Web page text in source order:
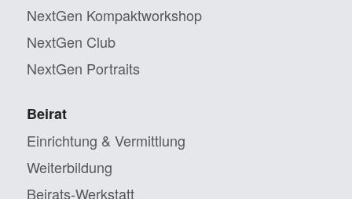
NextGen Kompaktworkshop
NextGen Club
NextGen Portraits
Beirat
Einrichtung & Vermittlung
Weiterbildung
Beirats-Werkstatt